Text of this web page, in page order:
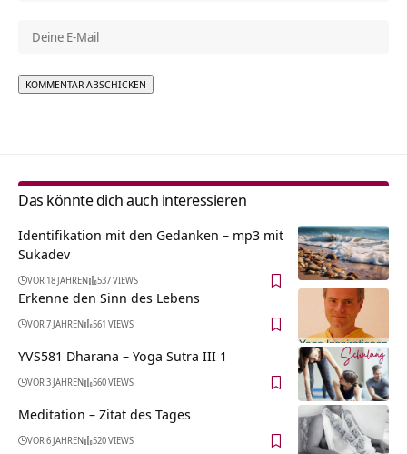
Das könnte dich auch interessieren
Identifikation mit den Gedanken – mp3 mit
Sukadev
VOR 18 JAHREN 537 VIEWS
Erkenne den Sinn des Lebens
VOR 7 JAHREN 561 VIEWS
YVS581 Dharana – Yoga Sutra III 1
VOR 3 JAHREN 560 VIEWS
Meditation – Zitat des Tages
VOR 6 JAHREN 520 VIEWS